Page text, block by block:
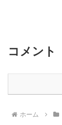
コメント
ホーム